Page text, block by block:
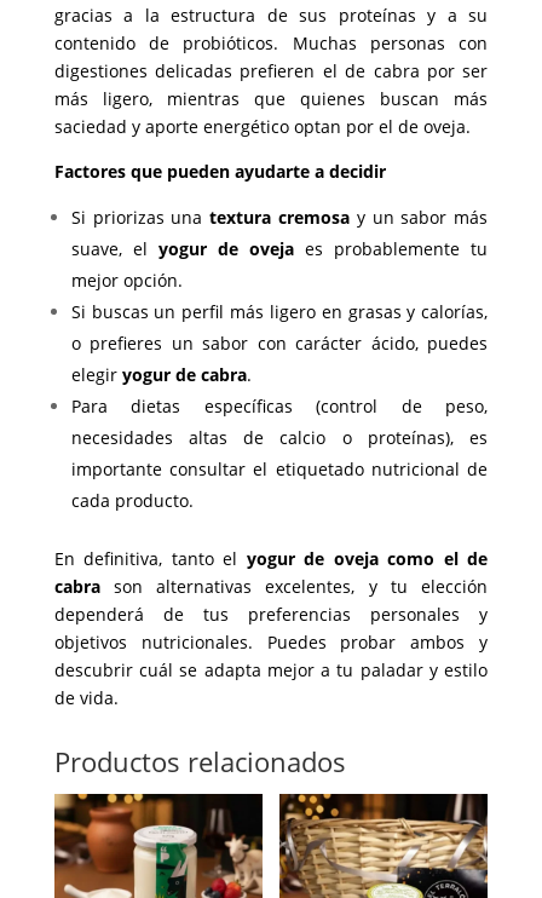
gracias a la estructura de sus proteínas y a su
contenido de probióticos. Muchas personas con
digestiones delicadas prefieren el de cabra por ser
más ligero, mientras que quienes buscan más
saciedad y aporte energético optan por el de oveja.
Factores que pueden ayudarte a decidir
Si priorizas unatextura cremosa y un sabor más
suave, el yogur de oveja es probablemente tu
mejor opción.
Si buscas un perfil más ligero en grasas y calorías,
o prefieres un sabor con carácter ácido, puedes
elegir yogur de cabra.
Para dietas específicas (control de peso,
necesidades altas de calcio o proteínas), es
importante consultar el etiquetado nutricional de
cada producto.
En definitiva, tanto el yogur de oveja como el de
cabrason alternativas excelentes, y tu elección
dependerá de tus preferencias personales y
objetivos nutricionales. Puedes probar ambos y
descubrir cuál se adapta mejor a tu paladar y estilo
de vida.
Productos relacionados